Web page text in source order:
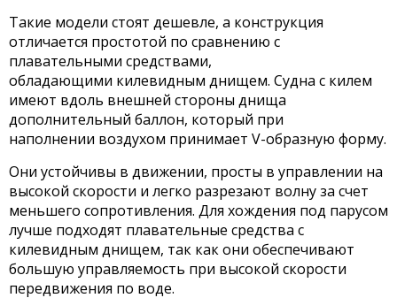
Такие модели стоят дешевле, а конструкция
отличается простотой по сравнению с
плавательными средствами,
обладающими килевидным днищем. Судна с килем
имеют вдоль внешней стороны днища
дополнительный баллон, который при
наполнении воздухом принимает V-образную форму.
Они устойчивы в движении, просты в управлении на
высокой скорости и легко разрезают волну за счет
меньшего сопротивления. Для хождения под парусом
лучше подходят плавательные средства с
килевидным днищем, так как они обеспечивают
большую управляемость при высокой скорости
передвижения по воде.